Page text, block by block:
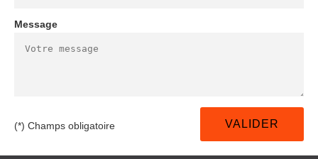
Message
(*) Champs obligatoire